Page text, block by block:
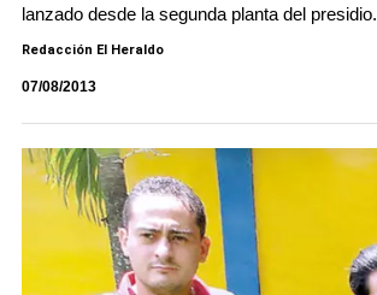
lanzado desde la segunda planta del presidio.
Redacción El Heraldo
07/08/2013